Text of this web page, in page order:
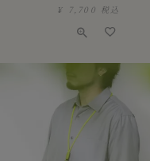
¥ 7,700 税込